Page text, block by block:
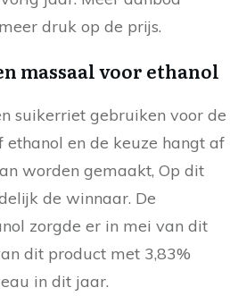
druk op de prijs.
massaal voor ethanol
suikerriet gebruiken voor de
en de keuze hangt af
worden gemaakt, Op dit
de winnaar. De
zorgde er in mei van dit
dit product met 3,83%
in dit jaar.